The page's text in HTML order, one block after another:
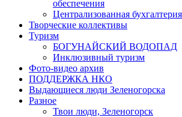
обеспечения
Централизованная бухгалтерия
Творческие коллективы
Туризм
БОГУНАЙСКИЙ ВОДОПАД
Инклюзивный туризм
Фото-видео архив
ПОДДЕРЖКА НКО
Выдающиеся люди Зеленогорска
Разное
Твои люди, Зеленогорск